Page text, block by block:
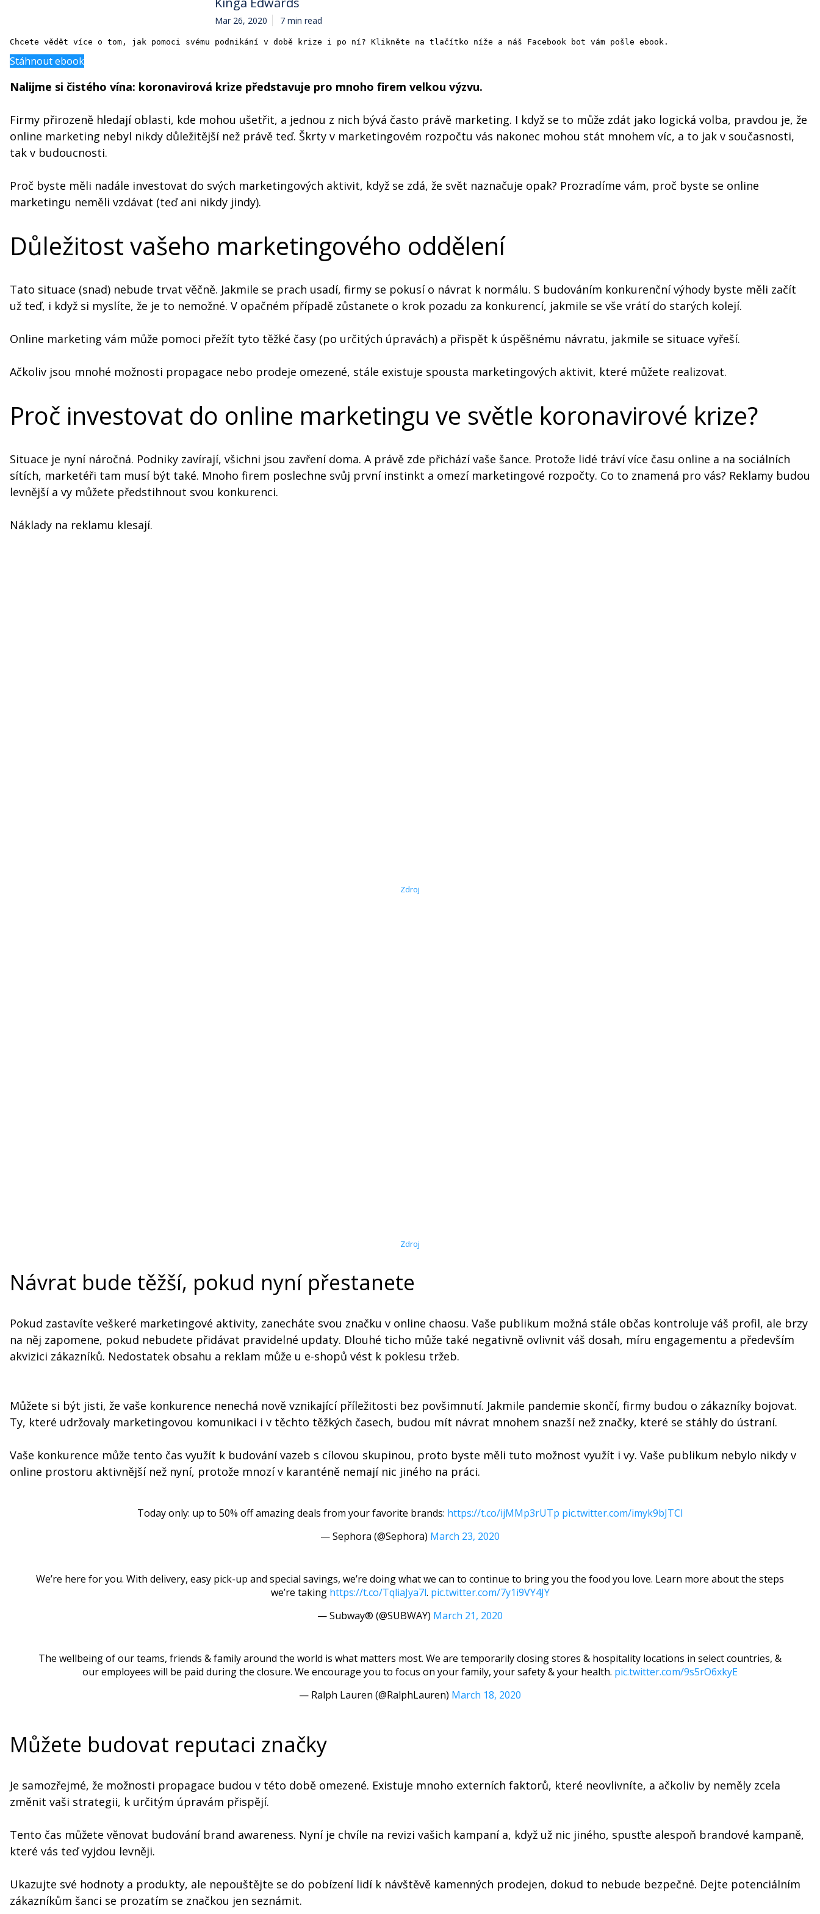
Mar 26, 2020 7 min read
Chcete vědět více o tom, jak pomoci svému podnikání v době krize i po ní? Klikněte na tlačítko níže a náš Facebook bot vám pošle ebook.
Stáhnout ebook
Nalijme si čistého vína: koronavirová krize představuje pro mnoho firem velkou výzvu.
Firmy přirozeně hledají oblasti, kde mohou ušetřit, a jednou z nich bývá často právě marketing. I když se to může zdát jako logická volba, pravdou je, že
online marketing nebyl nikdy důležitější než právě teď. Škrty v marketingovém rozpočtu vás nakonec mohou stát mnohem víc, a to jak v současnosti,
tak v budoucnosti.
Proč byste měli nadále investovat do svých marketingových aktivit, když se zdá, že svět naznačuje opak? Prozradíme vám, proč byste se online
marketingu neměli vzdávat (teď ani nikdy jindy).
Důležitost vašeho marketingového oddělení
Tato situace (snad) nebude trvat věčně. Jakmile se prach usadí, firmy se pokusí o návrat k normálu. S budováním konkurenční výhody byste měli začít
už teď, i když si myslíte, že je to nemožné. V opačném případě zůstanete o krok pozadu za konkurencí, jakmile se vše vrátí do starých kolejí.
Online marketing vám může pomoci přežít tyto těžké časy (po určitých úpravách) a přispět k úspěšnému návratu, jakmile se situace vyřeší.
Ačkoliv jsou mnohé možnosti propagace nebo prodeje omezené, stále existuje spousta marketingových aktivit, které můžete realizovat.
Proč investovat do online marketingu ve světle koronavirové krize?
Situace je nyní náročná. Podniky zavírají, všichni jsou zavření doma. A právě zde přichází vaše šance. Protože lidé tráví více času online a na sociálních
sítích, marketéři tam musí být také. Mnoho firem poslechne svůj první instinkt a omezí marketingové rozpočty. Co to znamená pro vás? Reklamy budou
levnější a vy můžete předstihnout svou konkurenci.
Náklady na reklamu klesají.
Zdroj
Zdroj
Návrat bude těžší, pokud nyní přestanete
Pokud zastavíte veškeré marketingové aktivity, zanecháte svou značku v online chaosu. Vaše publikum možná stále občas kontroluje váš profil, ale brzy
na něj zapomene, pokud nebudete přidávat pravidelné updaty. Dlouhé ticho může také negativně ovlivnit váš dosah, míru engagementu a především
akvizici zákazníků. Nedostatek obsahu a reklam může u e-shopů vést k poklesu tržeb.
Můžete si být jisti, že vaše konkurence nenechá nově vznikající příležitosti bez povšimnutí. Jakmile pandemie skončí, firmy budou o zákazníky bojovat.
Ty, které udržovaly marketingovou komunikaci i v těchto těžkých časech, budou mít návrat mnohem snazší než značky, které se stáhly do ústraní.
Vaše konkurence může tento čas využít k budování vazeb s cílovou skupinou, proto byste měli tuto možnost využít i vy. Vaše publikum nebylo nikdy v
online prostoru aktivnější než nyní, protože mnozí v karanténě nemají nic jiného na práci.
Today only: up to 50% off amazing deals from your favorite brands: https://t.co/ijMMp3rUTp pic.twitter.com/imyk9bJTCl
— Sephora (@Sephora) March 23, 2020
We’re here for you. With delivery, easy pick-up and special savings, we’re doing what we can to continue to bring you the food you love. Learn more about the steps
we’re taking https://t.co/TqliaJya7l. pic.twitter.com/7y1i9VY4JY
— Subway® (@SUBWAY) March 21, 2020
The wellbeing of our teams, friends & family around the world is what matters most. We are temporarily closing stores & hospitality locations in select countries, &
our employees will be paid during the closure. We encourage you to focus on your family, your safety & your health. pic.twitter.com/9s5rO6xkyE
— Ralph Lauren (@RalphLauren) March 18, 2020
Můžete budovat reputaci značky
Je samozřejmé, že možnosti propagace budou v této době omezené. Existuje mnoho externích faktorů, které neovlivníte, a ačkoliv by neměly zcela
změnit vaši strategii, k určitým úpravám přispějí.
Tento čas můžete věnovat budování brand awareness. Nyní je chvíle na revizi vašich kampaní a, když už nic jiného, spusťte alespoň brandové kampaně,
které vás teď vyjdou levněji.
Ukazujte své hodnoty a produkty, ale nepouštějte se do pobízení lidí k návštěvě kamenných prodejen, dokud to nebude bezpečné. Dejte potenciálním
zákazníkům šanci se prozatím se značkou jen seznámit.